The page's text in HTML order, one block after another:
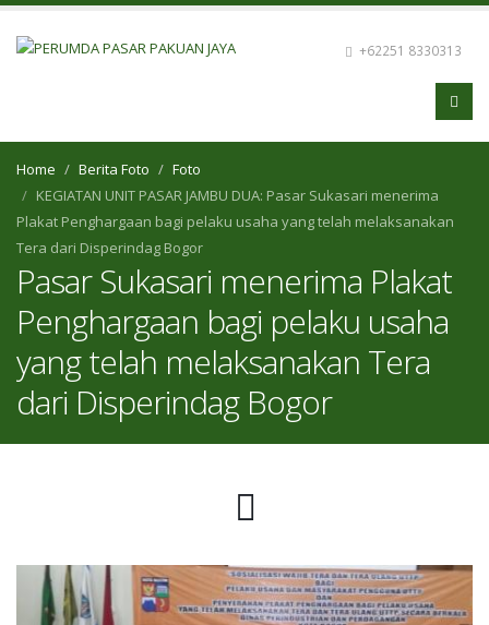
+62251 8330313
Home Berita Foto
Foto
KEGIATAN UNIT PASAR JAMBU DUA: Pasar Sukasari menerima
Plakat Penghargaan bagi pelaku usaha yang telah melaksanakan
Tera dari Disperindag Bogor
Pasar Sukasari menerima Plakat
Penghargaan bagi pelaku usaha
yang telah melaksanakan Tera
dari Disperindag Bogor